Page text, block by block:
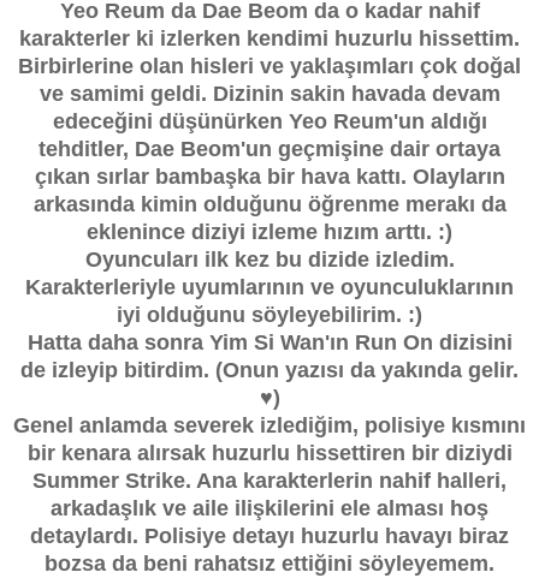
Yeo Reum da Dae Beom da o kadar nahif
karakterler ki izlerken kendimi huzurlu hissettim.
Birbirlerine olan hisleri ve yaklaşımları çok doğal
ve samimi geldi. Dizinin sakin havada devam
edeceğini düşünürken Yeo Reum'un aldığı
tehditler, Dae Beom'un geçmişine dair ortaya
çıkan sırlar bambaşka bir hava kattı. Olayların
arkasında kimin olduğunu öğrenme merakı da
eklenince diziyi izleme hızım arttı. :)
Oyuncuları ilk kez bu dizide izledim.
Karakterleriyle uyumlarının ve oyunculuklarının
iyi olduğunu söyleyebilirim. :)
Hatta daha sonra Yim Si Wan'ın Run On dizisini
de izleyip bitirdim. (Onun yazısı da yakında gelir.
♥)
Genel anlamda severek izlediğim, polisiye kısmını
bir kenara alırsak huzurlu hissettiren bir diziydi
Summer Strike. Ana karakterlerin nahif halleri,
arkadaşlık ve aile ilişkilerini ele alması hoş
detaylardı. Polisiye detayı huzurlu havayı biraz
bozsa da beni rahatsız ettiğini söyleyemem.